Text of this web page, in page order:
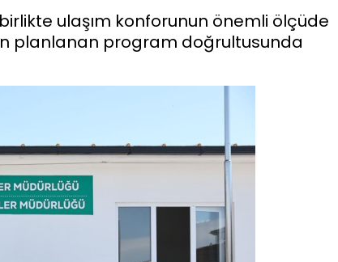
ulaşım konforunun önemli ölçüde
planlanan program doğrultusunda